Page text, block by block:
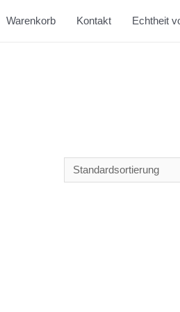
Warenkorb Kontakt Echtheit